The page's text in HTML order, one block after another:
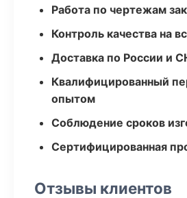
Работа по чертежам
Контроль качества на
Доставка по России и
Квалифицированный
опытом
Соблюдение сроков
Сертифицированная
Отзывы клиентов